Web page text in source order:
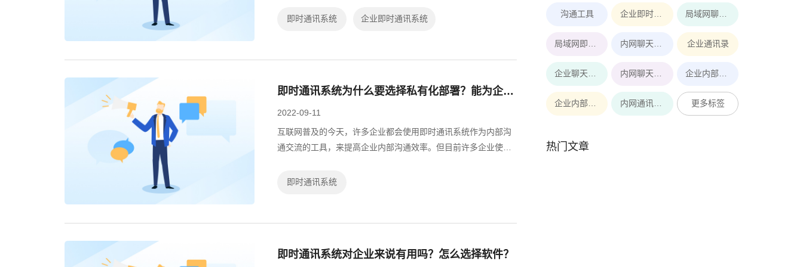
即时通讯系统
企业即时通讯系统
即时通讯系统为什么要选择私有化部署？能为企业带来什么帮助？
2022-09-11
互联网普及的今天，许多企业都会使用即时通讯系统作为内部沟
通交流的工具，来提高企业内部沟通效率。但目前许多企业使用
内部使用即时通讯系统最好是私有化...
即时通讯系统
即时通讯系统对企业来说有用吗？怎么选择软件？
沟通工具 企业即时通讯工具 局域网聊天软件
局域网即时通讯 内网聊天软件 企业通讯录
企业聊天软件 内网聊天工具 企业内部即时通讯软件
企业内部即时通讯 内网通讯软件 更多标签
热门文章